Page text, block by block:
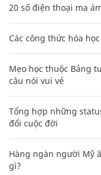
20 số điện thoại ma
Các công thức hóa
Mẹo học thuộc Bảng
câu nói vui vẻ
Tổng hợp những
đổi cuộc đời
Hàng ngàn người Mỹ
gì?